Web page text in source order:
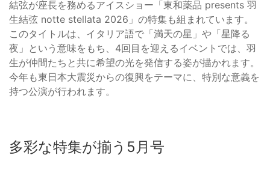
結弦が座長を務めるアイスショー「東和薬品 presents 羽
生結弦 notte stellata 2026」の特集も組まれています。
このタイトルは、イタリア語で「満天の星」や「星降る
夜」という意味をもち、4回目を迎えるイベントでは、羽
生が仲間たちと共に希望の光を発信する姿が描かれます。
今年も東日本大震災からの復興をテーマに、特別な意義を
持つ公演が行われます。
多彩な特集が揃う5月号